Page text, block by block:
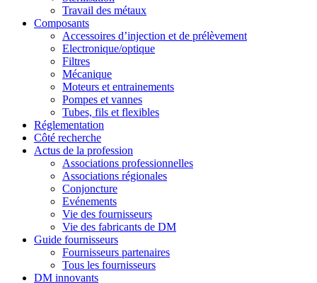
Travail des métaux
Composants
Accessoires d’injection et de prélèvement
Electronique/optique
Filtres
Mécanique
Moteurs et entrainements
Pompes et vannes
Tubes, fils et flexibles
Réglementation
Côté recherche
Actus de la profession
Associations professionnelles
Associations régionales
Conjoncture
Evénements
Vie des fournisseurs
Vie des fabricants de DM
Guide fournisseurs
Fournisseurs partenaires
Tous les fournisseurs
DM innovants